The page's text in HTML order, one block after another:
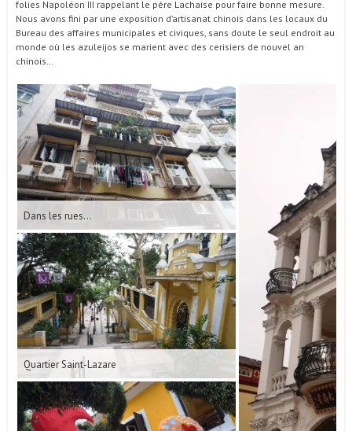
folies Napoléon III rappelant le père Lachaise pour faire bonne mesure.
Nous avons fini par une exposition d’artisanat chinois dans les locaux du
Bureau des affaires municipales et civiques, sans doute le seul endroit au
monde où les azuleijos se marient avec des cerisiers de nouvel an
chinois…
Dans les rues…
Quartier Saint-Lazare